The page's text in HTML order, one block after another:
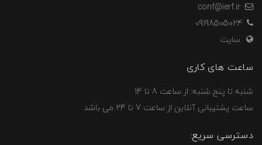
09198505024
سایت
ساعت های کاری
شنبه تا پنج شنبه: از ساعت 8 تا 14
ساعت پشتیبانی آنلاین از ساعت 7 تا 24 می باشد
دسترسی سریع: